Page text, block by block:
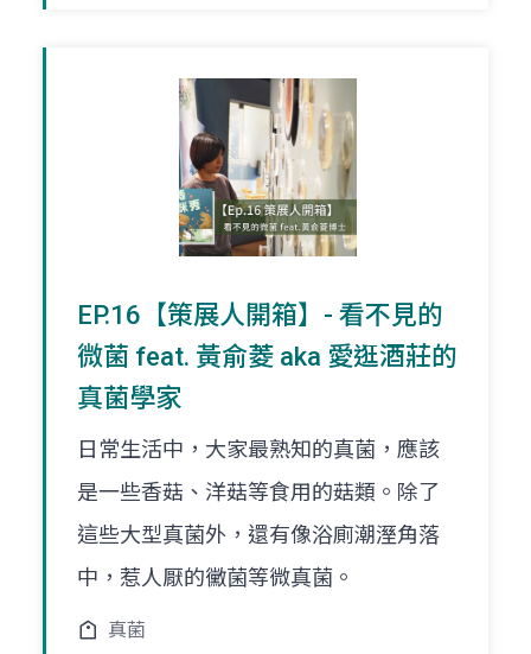
EP.16【策展人開箱】- 看不見的
微菌 feat. 黃俞菱 aka 愛逛酒莊的
真菌學家
日常生活中，大家最熟知的真菌，應該
是一些香菇、洋菇等食用的菇類。除了
這些大型真菌外，還有像浴廁潮溼角落
中，惹人厭的黴菌等微真菌。
真菌